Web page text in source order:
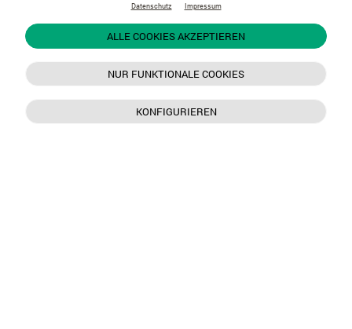
Datenschutz Impressum
ALLE COOKIES AKZEPTIEREN
NUR FUNKTIONALE COOKIES
KONFIGURIEREN